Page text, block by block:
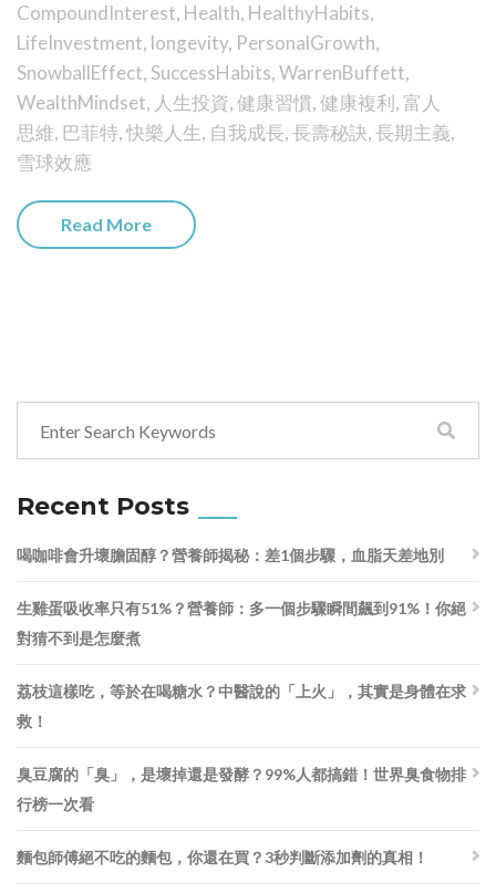
CompoundInterest, Health, HealthyHabits,
LifeInvestment, longevity, PersonalGrowth,
SnowballEffect, SuccessHabits,WarrenBuffett,
WealthMindset, 人生投資,健康習慣,健康複利,富人
思維, 巴菲特,快樂人生, 自我成長,長壽秘訣,長期主義,
雪球效應
Read More
Recent Posts
喝咖啡會升壞膽固醇？營養師揭秘：差1個步驟，血脂天差地別
生雞蛋吸收率只有51%？營養師：多一個步驟瞬間飆到91%！你絕
對猜不到是怎麼煮
荔枝這樣吃，等於在喝糖水？中醫說的「上火」，其實是身體在求
救！
臭豆腐的「臭」，是壞掉還是發酵？99%人都搞錯！世界臭食物排
行榜一次看
麵包師傅絕不吃的麵包，你還在買？3秒判斷添加劑的真相！